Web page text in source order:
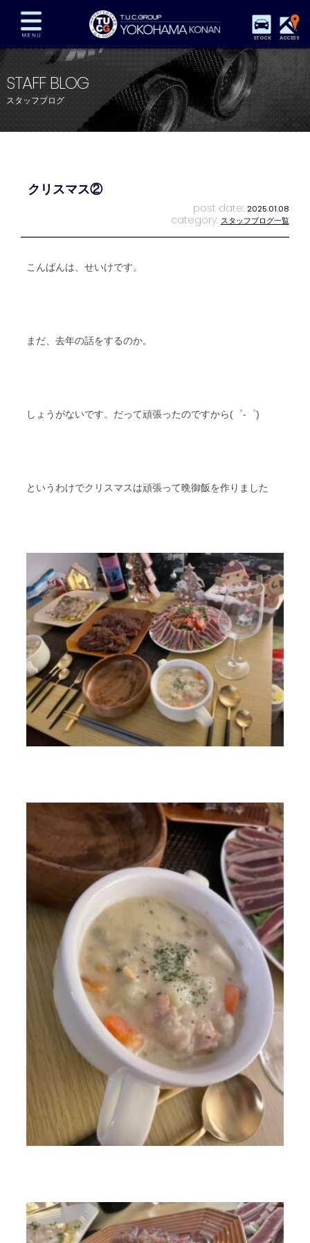
STOCK ACCESS
在庫車両情報 保証&サービス パーツリスト
TUCとは？ 店舗情報 アクセスマップ
全国納車 特別作業 注文販売
STAFF BLOG
スタッフブログ
クリスマス②
post date: 2025.01.08
category: スタッフブログ一覧
こんばんは、せいけです。
まだ、去年の話をするのか。
しょうがないです。だって頑張ったのですから(゜-゜)
というわけでクリスマスは頑張って晩御飯を作りました